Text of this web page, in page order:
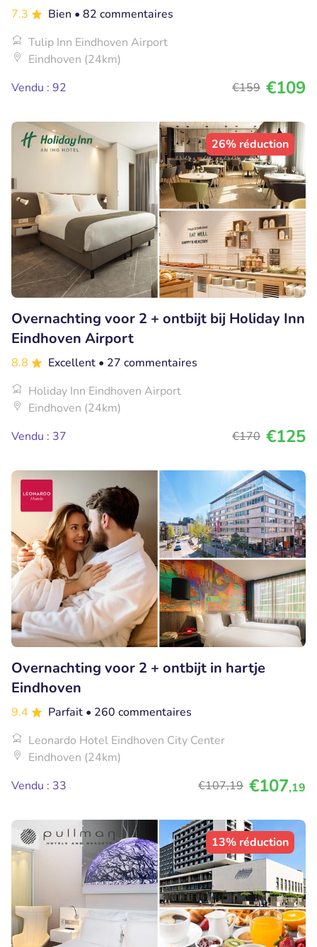
7.3 Bien • 82 commentaires
Tulip Inn Eindhoven Airport
Eindhoven (24km)
Vendu : 92
€159 €109
26% réduction
Overnachting voor 2 + ontbijt bij Holiday Inn
Eindhoven Airport
8.8 Excellent • 27 commentaires
Holiday Inn Eindhoven Airport
Eindhoven (24km)
Vendu : 37
€170 €125
Overnachting voor 2 + ontbijt in hartje
Eindhoven
9.4 Parfait • 260 commentaires
Leonardo Hotel Eindhoven City Center
Eindhoven (24km)
Vendu : 33
€107,19 €107,19
13% réduction